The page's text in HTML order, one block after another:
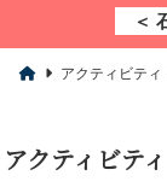
＜
アクティビテ
クティビテ